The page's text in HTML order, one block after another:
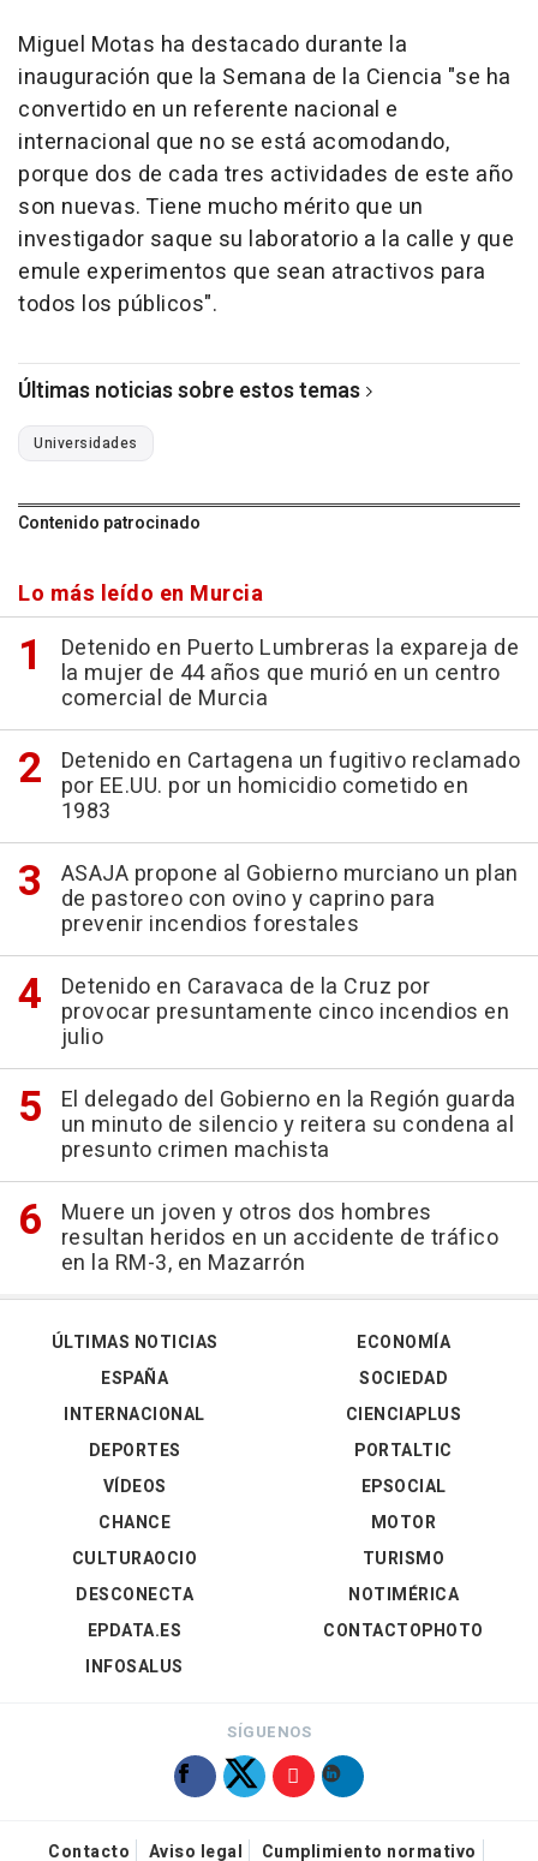
Miguel Motas ha destacado durante la
inauguración que la Semana de la Ciencia "se ha
convertido en un referente nacional e
internacional que no se está acomodando,
porque dos de cada tres actividades de este año
son nuevas. Tiene mucho mérito que un
investigador saque su laboratorio a la calle y que
emule experimentos que sean atractivos para
todos los públicos".
Últimas noticias sobre estos temas
Universidades
Contenido patrocinado
Lo más leído en Murcia
Detenido en Puerto Lumbreras la expareja de
la mujer de 44 años que murió en un centro
comercial de Murcia
Detenido en Cartagena un fugitivo reclamado
por EE.UU. por un homicidio cometido en
1983
ASAJA propone al Gobierno murciano un plan
de pastoreo con ovino y caprino para
prevenir incendios forestales
Detenido en Caravaca de la Cruz por
provocar presuntamente cinco incendios en
julio
El delegado del Gobierno en la Región guarda
un minuto de silencio y reitera su condena al
presunto crimen machista
Muere un joven y otros dos hombres
resultan heridos en un accidente de tráfico
en la RM-3, en Mazarrón
ÚLTIMAS NOTICIAS
ESPAÑA
INTERNACIONAL
DEPORTES
VÍDEOS
ECONOMÍA
SOCIEDAD
CIENCIAPLUS
PORTALTIC
EPSOCIAL
CHANCE
CULTURAOCIO
DESCONECTA
EPDATA.ES
INFOSALUS
MOTOR
TURISMO
NOTIMÉRICA
CONTACTOPHOTO
SÍGUENOS
Contacto Aviso legal Cumplimiento normativo